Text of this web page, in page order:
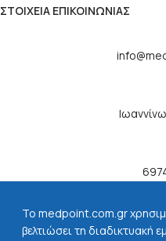
ΣΤΟΙΧΕΙΑ ΕΠΙΚΟΙΝΩΝΙΑΣ
ΧΡΗΣΙΜΟΙ ΣΥΝΔΕΣΜΟΙ
To medpoint.com.gr
βελτιώσει τη διαδικτυακή